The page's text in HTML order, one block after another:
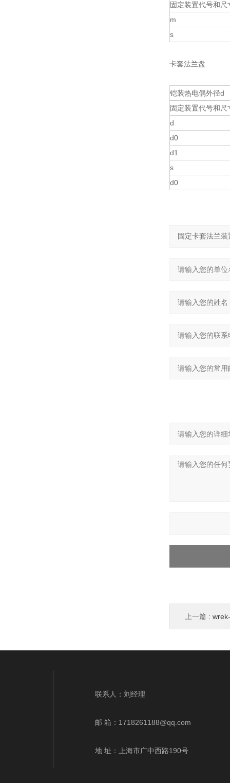
固定装置代号和尺
m
s
卡套法兰盘
铠装热电偶外径d
固定装置代号和尺
d
d0
d1
s
d0
上一篇 :
联系人：刘经理
邮 箱： 1718261188@qq.com
地 址：上海市广中西路190号